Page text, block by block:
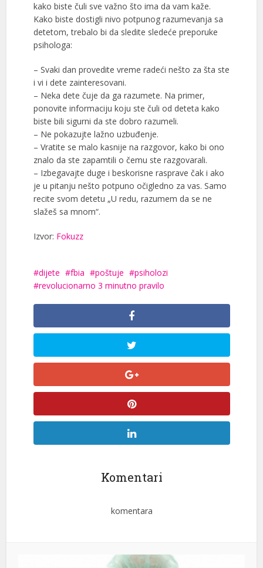
kako biste čuli sve važno što ima da vam kaže.
Kako biste dostigli nivo potpunog razumevanja sa
detetom, trebalo bi da sledite sledeće preporuke
psihologa:
– Svaki dan provedite vreme radeći nešto za šta ste
i vi i dete zainteresovani.
– Neka dete čuje da ga razumete. Na primer,
ponovite informaciju koju ste čuli od deteta kako
biste bili sigurni da ste dobro razumeli.
– Ne pokazujte lažno uzbuđenje.
– Vratite se malo kasnije na razgovor, kako bi ono
znalo da ste zapamtili o čemu ste razgovarali.
– Izbegavajte duge i beskorisne rasprave čak i ako
je u pitanju nešto potpuno očigledno za vas. Samo
recite svom detetu „U redu, razumem da se ne
slažeš sa mnom“.
Izvor: Fokuzz
dijete fbia poštuje
psiholozi
revolucionarno 3 minutno pravilo
Komentari
komentara